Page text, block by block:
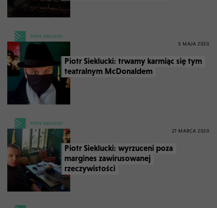
PIOTR SIEKLUCKI
5 MAJA 2020
Piotr Sieklucki: trwamy karmiąc się tym
teatralnym McDonaldem
PIOTR SIEKLUCKI
27 MARCA 2020
Piotr Sieklucki: wyrzuceni poza
margines zawirusowanej
rzeczywistości